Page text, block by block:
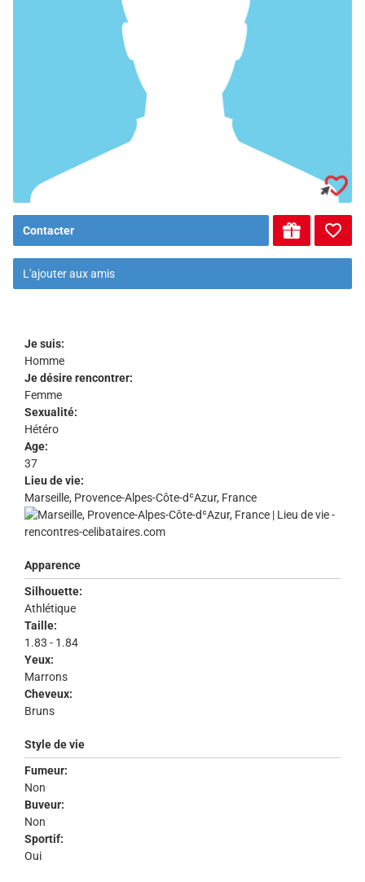
Contacter
L'ajouter aux amis
Je suis:
Homme
Je désire rencontrer:
Femme
Sexualité:
Hétéro
Age:
37
Lieu de vie:
Marseille, Provence-Alpes-Côte-dʿAzur, France
Apparence
Silhouette:
Athlétique
Taille:
1.83 - 1.84
Yeux:
Marrons
Cheveux:
Bruns
Style de vie
Fumeur:
Non
Buveur:
Non
Sportif:
Oui